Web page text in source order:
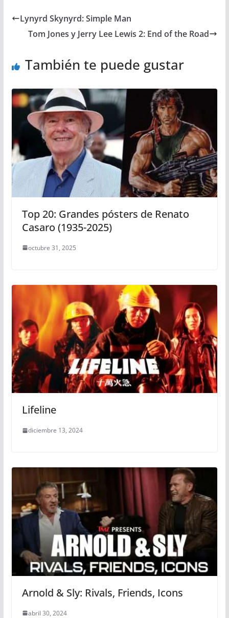
Lynyrd Skynyrd: Simple Man
Tom Jones y Jerry Lee Lewis 2: End of the Road
También te puede gustar
Top 20: Grandes pósters de Renato
Casaro (1935-2025)
octubre 31, 2025
Lifeline
diciembre 13, 2024
Arnold & Sly: Rivals, Friends, Icons
abril 30, 2024